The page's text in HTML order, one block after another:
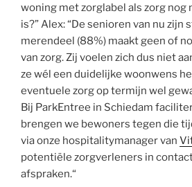
woning met zorglabel als zorg nog
is?” Alex: “De senioren van nu zijn
merendeel (88%) maakt geen of
van zorg. Zij voelen zich dus niet
ze wél een duidelijke woonwens
eventuele zorg op termijn wel
Bij ParkEntree in Schiedam
brengen we bewoners tegen die
via onze hospitalitymanager van
potentiële zorgverleners in
afspraken.“